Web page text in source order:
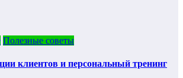
Полезные советы
клиентов и персональный тренинг